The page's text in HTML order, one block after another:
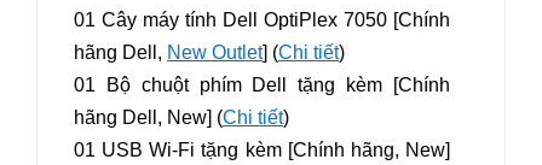
01 Cây máy tính Dell OptiPlex 7050 [Chính
hãng Dell, New Outlet] (Chi tiết)
01 Bộ chuột phím Dell tặng kèm [Chính
hãng Dell, New] (Chi tiết)
01 USB Wi-Fi tặng kèm [Chính hãng, New]